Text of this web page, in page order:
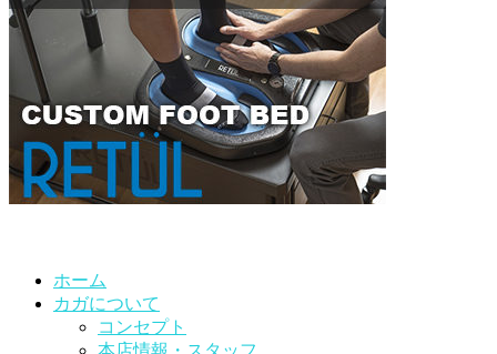
ホーム
カガについて
コンセプト